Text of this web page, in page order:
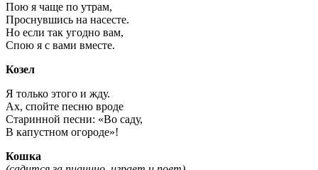
Пою я чаще по утрам,
Проснувшись на насесте.
Но если так угодно вам,
Спою я с вами вместе.
Козел
Я только этого и жду.
Ах, спойте песню вроде
Старинной песни: «Во саду,
В капустном огороде»!
Кошка